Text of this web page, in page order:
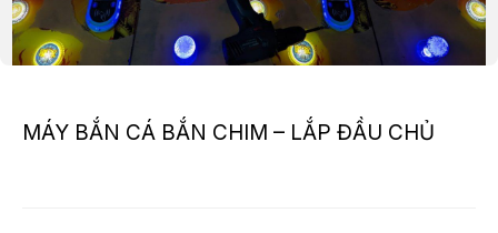
MÁY BẮN CÁ BẮN CHIM – LẮP ĐẦU CHỦ